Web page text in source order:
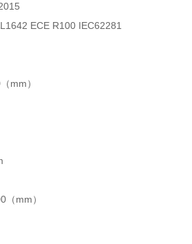
ECE R100 IEC62281
mm）
mm）